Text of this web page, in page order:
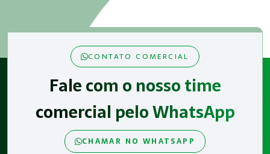
CONTATO COMERCIAL
Fale com o nosso time
comercial pelo WhatsApp
CHAMAR NO WHATSAPP